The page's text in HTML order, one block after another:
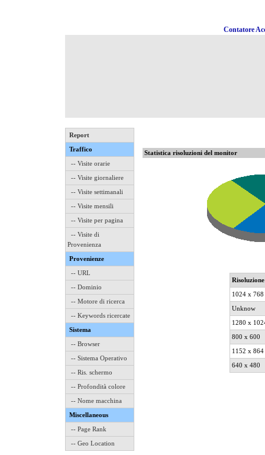
Contatore
Report
Traffico
-- Visite orarie
-- Visite giornaliere
-- Visite settimanali
-- Visite mensili
-- Visite per pagina
-- Visite di
Provenienza
Provenienze
-- URL
-- Dominio
-- Motore di ricerca
-- Keywords ricercate
Sistema
-- Browser
-- Sistema Operativo
-- Ris. schermo
-- Profondità colore
-- Nome macchina
Miscellaneous
-- Page Rank
-- Geo Location
Statistica risoluzioni del monitor
Risoluzione
1024 x 768
Unknow
1280 x
800 x 600
1152 x 864
640 x 480